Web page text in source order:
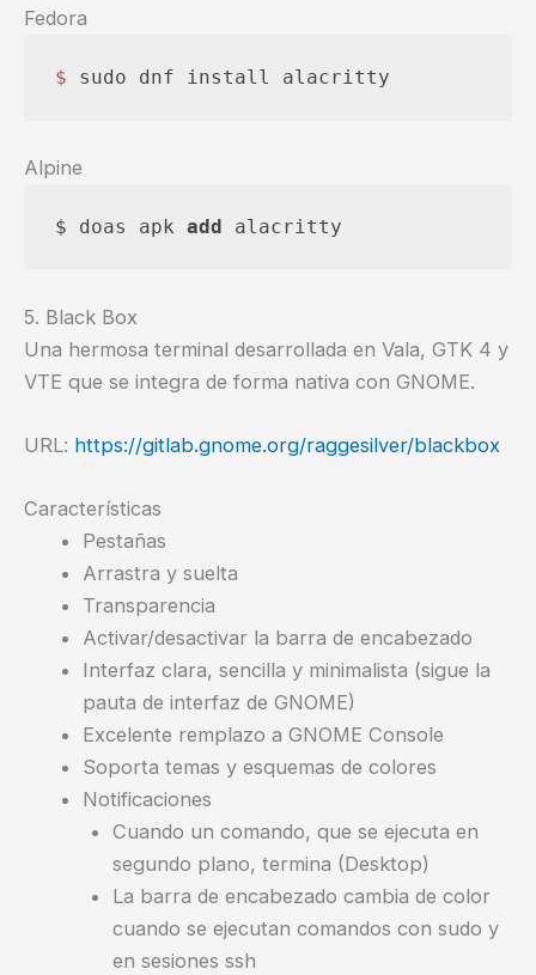
Fedora
$ sudo dnf install alacritty
Alpine
$ doas apk add alacritty
5. Black Box
Una hermosa terminal desarrollada en Vala, GTK 4 y
VTE que se integra de forma nativa con GNOME.
URL: https://gitlab.gnome.org/raggesilver/blackbox
Características
Pestañas
Arrastra y suelta
Transparencia
Activar/desactivar la barra de encabezado
Interfaz clara, sencilla y minimalista (sigue la
pauta de interfaz de GNOME)
Excelente remplazo a GNOME Console
Soporta temas y esquemas de colores
Notificaciones
Cuando un comando, que se ejecuta en
segundo plano, termina (Desktop)
La barra de encabezado cambia de color
cuando se ejecutan comandos con sudo y
en sesiones ssh